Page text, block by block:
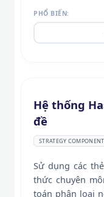
PHỔ BIẾN:
Hệ thống
đề
STRATEGY COMPONENT
Sử dụng các
thức chuyên
toán phân loại